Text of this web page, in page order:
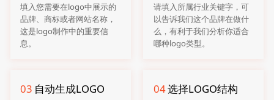
填入您需要在logo中展示的
品牌、商标或者网站名称，
这是logo制作中的重要信
息。
请填入所属行业关键字，可
以告诉我们这个品牌在做什
么，有利于我们分析你适合
哪种logo类型。
03 自动生成LOGO 04选择LOGO结构